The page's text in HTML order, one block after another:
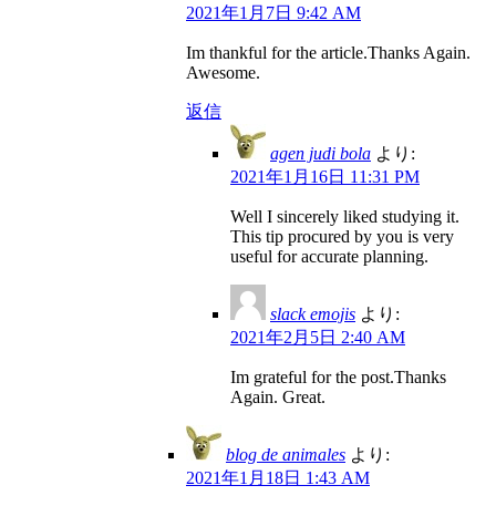
2021年1月7日 9:42 AM
Im thankful for the article.Thanks Again.
Awesome.
返信
agen judi bola より:
2021年1月16日 11:31 PM
Well I sincerely liked studying it.
This tip procured by you is very
useful for accurate planning.
slack emojis より:
2021年2月5日 2:40 AM
Im grateful for the post.Thanks
Again. Great.
blog de animales より:
2021年1月18日 1:43 AM